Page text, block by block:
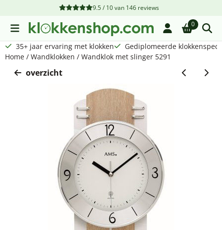
Cookievoorkeuren zijn beschikbaar. Kies instellingen of sta
9.5 / 10van 146reviews
0
35+ jaar ervaring met klokken
Gediplomeerde
Home / Wandklokken / Wandklok met slinger 5291
overzicht